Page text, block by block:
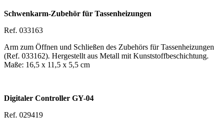
Schwenkarm-Zubehör für Tassenheizungen
Ref. 033163
Arm zum Öffnen und Schließen des Zubehörs für Tassenheizungen
(Ref. 033162). Hergestellt aus Metall mit Kunststoffbeschichtung.
Maße: 16,5 x 11,5 x 5,5 cm
Digitaler Controller GY-04
Ref. 029419